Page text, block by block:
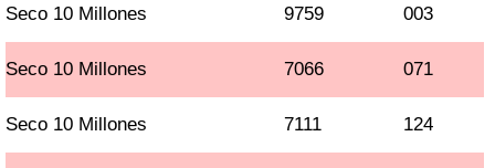
Seco 10 Millones 9759 003
Seco 10 Millones 7066 071
Seco 10 Millones 7111 124